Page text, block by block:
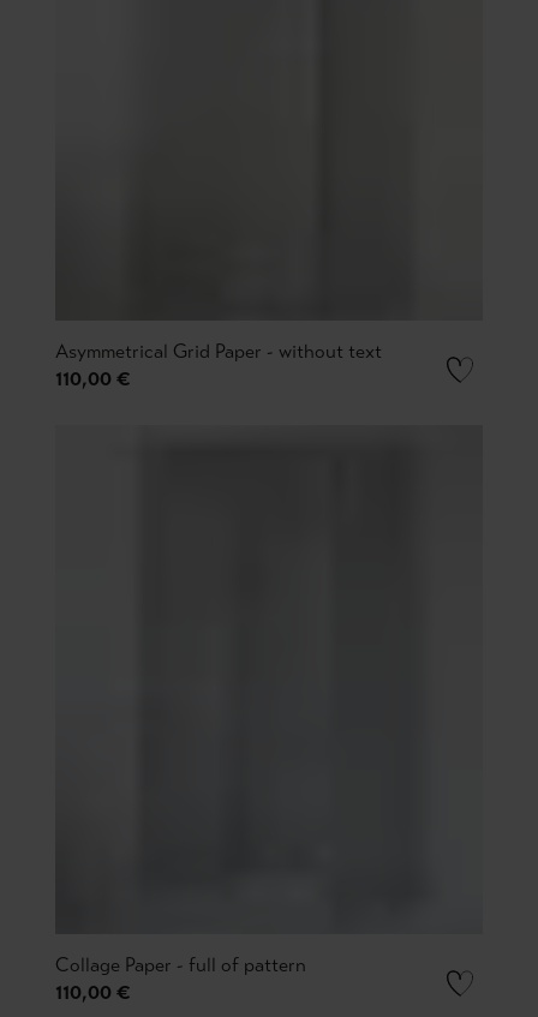
Asymmetrical Grid Paper - without text
110,00 €
Collage Paper - full of pattern
110,00 €